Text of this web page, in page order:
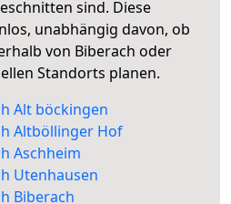
sind. Diese
unabhängig davon, ob
von Biberach oder
Standorts planen.
Alt böckingen
Altböllinger Hof
Aschheim
Utenhausen
Biberach